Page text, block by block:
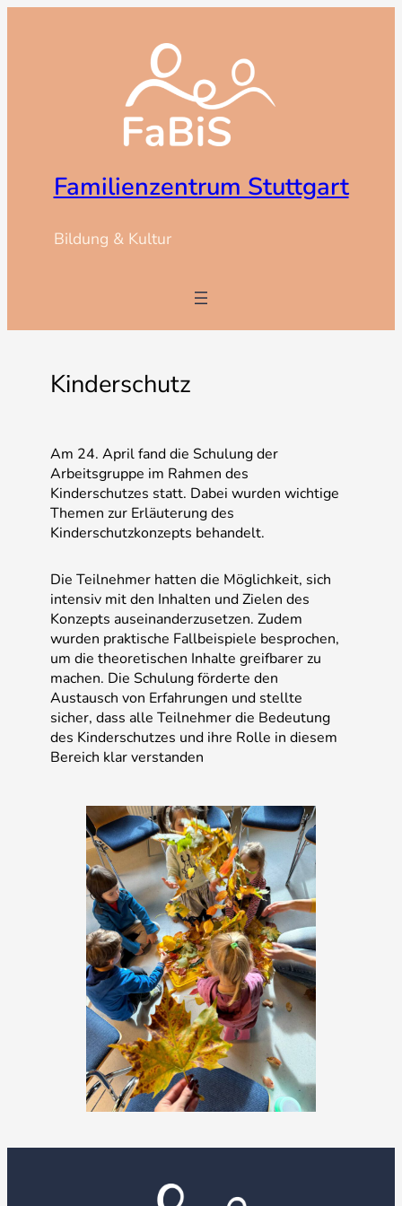
Familienzentrum Stuttgart
Bildung & Kultur
Kinderschutz
Am 24. April fand die Schulung der
Arbeitsgruppe im Rahmen des
Kinderschutzes statt. Dabei wurden wichtige
Themen zur Erläuterung des
Kinderschutzkonzepts behandelt.
Die Teilnehmer hatten die Möglichkeit, sich
intensiv mit den Inhalten und Zielen des
Konzepts auseinanderzusetzen. Zudem
wurden praktische Fallbeispiele besprochen,
um die theoretischen Inhalte greifbarer zu
machen. Die Schulung förderte den
Austausch von Erfahrungen und stellte
sicher, dass alle Teilnehmer die Bedeutung
des Kinderschutzes und ihre Rolle in diesem
Bereich klar verstanden